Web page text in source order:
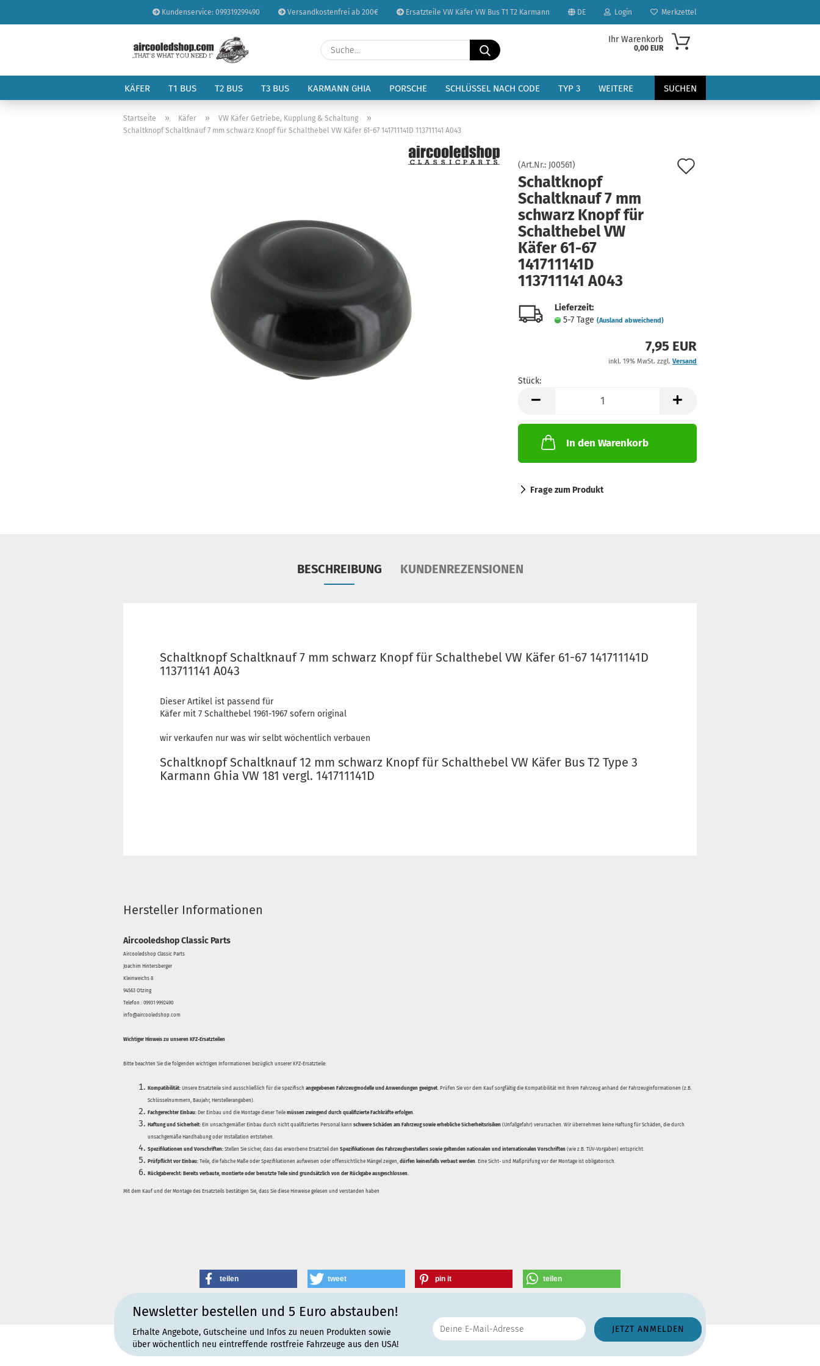
Kundenservice: 099319299490 Versandkostenfrei ab 200€ Ersatzteile VW Käfer VW Bus T1 T2 Karmann DE
Sprache auswählen
Lieferland
Login
Konto erstellen
Passwort vergessen?
Merkzettel
Suche...
Ihr Warenkorb
0,00 EUR
KÄFER T1 BUS T2 BUS T3 BUS KARMANN GHIA PORSCHE SCHLÜSSEL NACH CODE TYP 3 SUCHEN
WEITERE
Startseite » Käfer » VW Käfer Getriebe, Kupplung & Schaltung »
Schaltknopf Schaltknauf 7 mm schwarz Knopf für Schalthebel VW Käfer 61-67 141711141D 113711141 A043
(Art.Nr.: J00561)
Schaltknopf
Schaltknauf 7 mm
schwarz Knopf für
Schalthebel VW
Käfer 61-67
141711141D
113711141 A043
Lieferzeit:
5-7 Tage (Ausland abweichend)
7,95 EUR
inkl. 19% MwSt. zzgl. Versand
Stück:
Stück
In den Warenkorb
Frage zum Produkt
BESCHREIBUNG KUNDENREZENSIONEN
Schaltknopf Schaltknauf 7 mm schwarz Knopf für Schalthebel VW Käfer 61-67 141711141D
113711141 A043
Dieser Artikel ist passend für
Käfer mit 7 Schalthebel 1961-1967 sofern original
wir verkaufen nur was wir selbt wöchentlich verbauen
Schaltknopf Schaltknauf 12 mm schwarz Knopf für Schalthebel VW Käfer Bus T2 Type 3
Karmann Ghia VW 181 vergl. 141711141D
Hersteller Informationen
Aircooledshop Classic Parts
Aircooledshop Classic Parts
Joachim Hintersberger
Kleinweichs 8
94563 Otzing
Telefon : 09931 9992490
info@aircooledshop.com
Wichtiger Hinweis zu unseren KFZ-Ersatzteilen
Bitte beachten Sie die folgenden wichtigen Informationen bezüglich unserer KFZ-Ersatzteile:
Kompatibilität: Unsere Ersatzteile sind ausschließlich für die spezifisch angegebenen Fahrzeugmodelle und Anwendungen geeignet. Prüfen Sie vor dem Kauf sorgfältig die Kompatibilität mit Ihrem Fahrzeug anhand der Fahrzeuginformationen (z.B.
Schlüsselnummern, Baujahr, Herstellerangaben).
Fachgerechter Einbau: Der Einbau und die Montage dieser Teile müssen zwingend durch qualifizierte Fachkräfte erfolgen.
Haftung und Sicherheit: Ein unsachgemäßer Einbau durch nicht qualifiziertes Personal kann schwere Schäden am Fahrzeug sowie erhebliche Sicherheitsrisiken (Unfallgefahr) verursachen. Wir übernehmen keine Haftung für Schäden, die durch
unsachgemäße Handhabung oder Installation entstehen.
Spezifikationen und Vorschriften: Stellen Sie sicher, dass das erworbene Ersatzteil den Spezifikationen des Fahrzeugherstellers sowie geltenden nationalen und internationalen Vorschriften (wie z.B. TÜV-Vorgaben) entspricht.
Prüfpflicht vor Einbau: Teile, die falsche Maße oder Spezifikationen aufweisen oder offensichtliche Mängel zeigen, dürfen keinesfalls verbaut werden. Eine Sicht- und Maßprüfung vor der Montage ist obligatorisch.
Rückgaberecht: Bereits verbaute, montierte oder benutzte Teile sind grundsätzlich von der Rückgabe ausgeschlossen.
Mit dem Kauf und der Montage des Ersatzteils bestätigen Sie, dass Sie diese Hinweise gelesen und verstanden haben
teilen tweet pin it teilen
Newsletter bestellen und 5 Euro abstauben!
Erhalte Angebote, Gutscheine und Infos zu neuen Produkten sowie
über wöchentlich neu eintreffende rostfreie Fahrzeuge aus den USA!